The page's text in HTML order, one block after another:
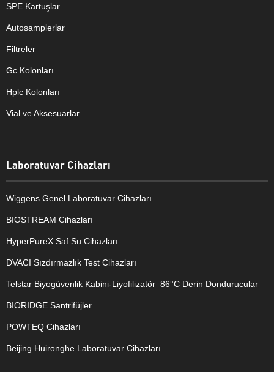
SPE Kartuşlar
Autosamplerlar
Filtreler
Gc Kolonları
Hplc Kolonları
Vial ve Aksesuarlar
Laboratuvar Cihazları
Wiggens Genel Laboratuvar Cihazları
BIOSTREAM Cihazları
HyperPureX Saf Su Cihazları
DVACI Sızdırmazlık Test Cihazları
Telstar Biyogüvenlik Kabini-Liyofilizatör–86°C Derin Dondurucular
BIORIDGE Santrifüjler
POWTEQ Cihazları
Beijing Huironghe Laboratuvar Cihazları